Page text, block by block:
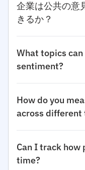
企業は公共の意
きるか？
What topics
sentiment?
How do you
across different
Can I track how
time?